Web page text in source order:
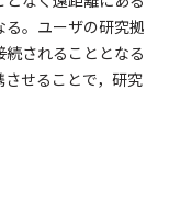
。ユーザの研究拠
されることとなる
せることで，研究